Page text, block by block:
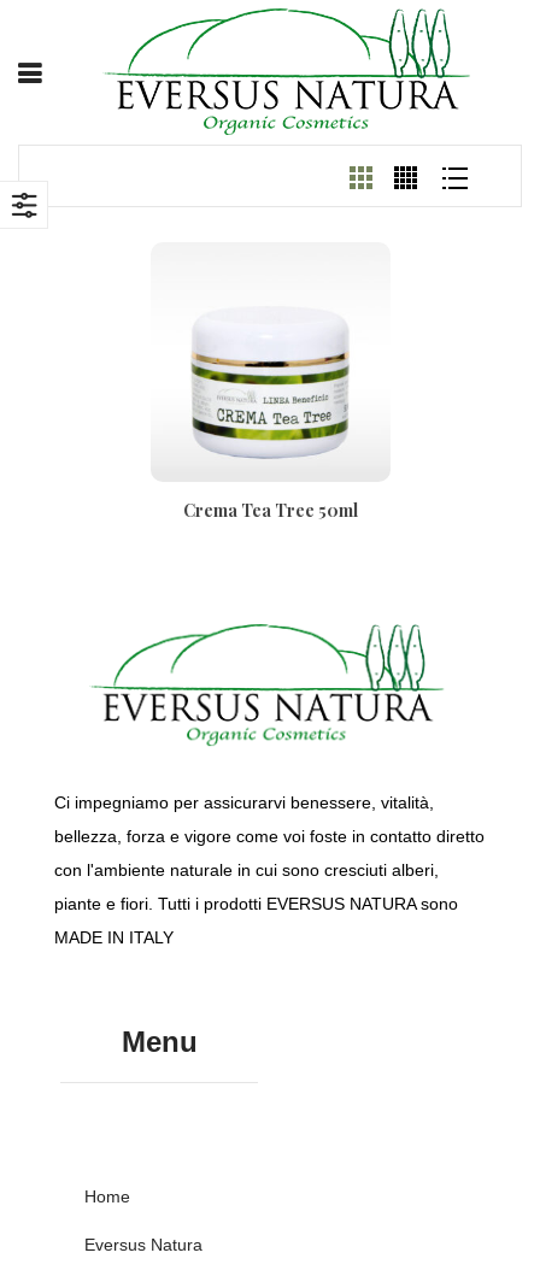
Crema Tea Tree 50ml
Ci impegniamo per assicurarvi benessere, vitalità,
bellezza, forza e vigore come voi foste in contatto diretto
con l'ambiente naturale in cui sono cresciuti alberi,
piante e fiori. Tutti i prodotti EVERSUS NATURA sono
MADE IN ITALY
Menu
Home
Eversus Natura